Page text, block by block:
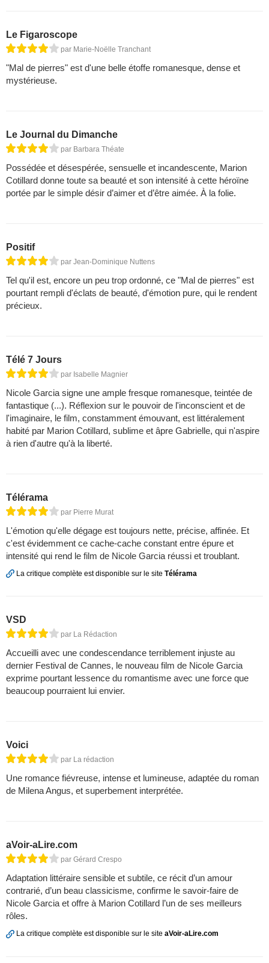
Le Figaroscope
par Marie-Noëlle Tranchant
"Mal de pierres" est d'une belle étoffe romanesque, dense et
mystérieuse.
Le Journal du Dimanche
par Barbara Théate
Possédée et désespérée, sensuelle et incandescente, Marion
Cotillard donne toute sa beauté et son intensité à cette héroïne
portée par le simple désir d’aimer et d’être aimée. À la folie.
Positif
par Jean-Dominique Nuttens
Tel qu'il est, encore un peu trop ordonné, ce "Mal de pierres" est
pourtant rempli d'éclats de beauté, d'émotion pure, qui le rendent
précieux.
Télé 7 Jours
par Isabelle Magnier
Nicole Garcia signe une ample fresque romanesque, teintée de
fantastique (...). Réflexion sur le pouvoir de l'inconscient et de
l'imaginaire, le film, constamment émouvant, est littéralement
habité par Marion Cotillard, sublime et âpre Gabrielle, qui n'aspire
à rien d'autre qu'à la liberté.
Télérama
par Pierre Murat
L'émotion qu'elle dégage est toujours nette, précise, affinée. Et
c'est évidemment ce cache-cache constant entre épure et
intensité qui rend le film de Nicole Garcia réussi et troublant.
La critique complète est disponible sur le site Télérama
VSD
par La Rédaction
Accueilli avec une condescendance terriblement injuste au
dernier Festival de Cannes, le nouveau film de Nicole Garcia
exprime pourtant lessence du romantisme avec une force que
beaucoup pourraient lui envier.
Voici
par La rédaction
Une romance fiévreuse, intense et lumineuse, adaptée du roman
de Milena Angus, et superbement interprétée.
aVoir-aLire.com
par Gérard Crespo
Adaptation littéraire sensible et subtile, ce récit d’un amour
contrarié, d’un beau classicisme, confirme le savoir-faire de
Nicole Garcia et offre à Marion Cotillard l’un de ses meilleurs
rôles.
La critique complète est disponible sur le site aVoir-aLire.com